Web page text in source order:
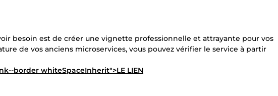
besoin est de créer une vignette professionnelle et attrayante pour vos
de vos anciens microservices, vous pouvez vérifier le service à partir
border whiteSpaceInherit">LE LIEN